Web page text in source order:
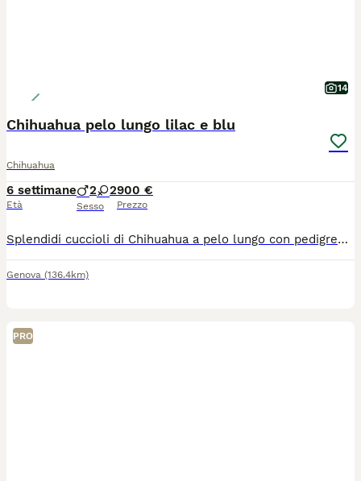
14
Chihuahua pelo lungo lilac e blu
Chihuahua
6 settimane
Età
2 2
Sesso
900 €
Prezzo
Splendidi cuccioli di Chihuahua a pelo lungo con pedigree ENCI Disponibili splendidi cuccioli di Chihuahua a pelo lungo, nati il 26/06/2026, allevati con amore in ambiente familiare. Entrambi i genitori sono muniti di pedigree ENCI e i cuccioli saranno ceduti solo dopo il compimento dell’età prevista dalla normativa. Disponibili: * 🩵 Maschi: €900 * 🩷 Femmine: €1.200 I cuccioli saranno consegnati con: ✔ Microchip ✔ Prima vaccinazione ✔ Sverminazioni effettuate ✔ Libretto sanitario ✔ Pedigree ENCI richiesto I cuccioli cresceranno in ambiente familiare, saranno abituati al contatto con le persone e con i bambini, ricevendo fin da piccoli le migliori cure. Per maggiori informazioni, foto o per fissare una visita, contattatemi in privato. Solo persone realmente interessate e amanti della razza.
Genova (136.4km)
PRO